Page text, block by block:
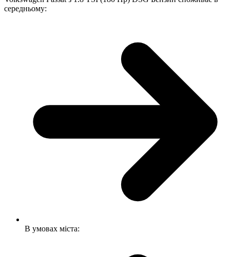
середньому:
В умовах міста: